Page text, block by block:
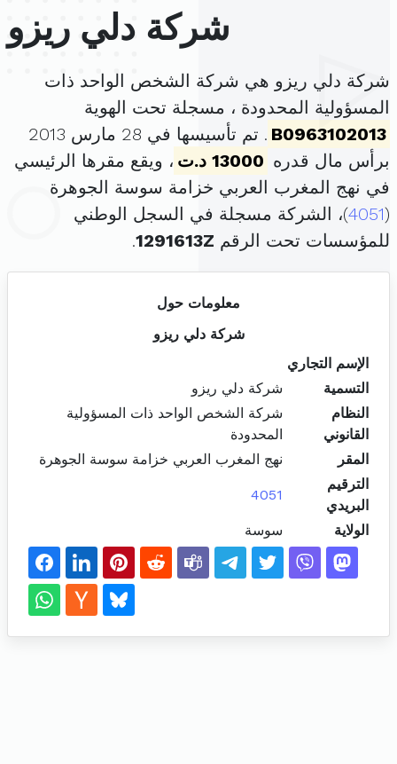
شركة دلي ريزو
شركة دلي ريزو هي شركة الشخص الواحد ذات
المسؤولية المحدودة ، مسجلة تحت الهوية
B0963102013
. تم تأسيسها في 28 مارس 2013
برأس مال قدره 13000 د.ت
، ويقع مقرها الرئيسي
في نهج المغرب العربي خزامة سوسة الجوهرة
(
4051)، الشركة مسجلة في السجل الوطني
للمؤسسات تحت الرقم 1291613Z
.
معلومات حول
شركة دلي ريزو
الإسم التجاري
التسمية
شركة دلي ريزو
النظام
القانوني
شركة الشخص الواحد ذات المسؤولية
المحدودة
المقر
نهج المغرب العربي خزامة سوسة الجوهرة
الترقيم
البريدي
4051
الولاية سوسة